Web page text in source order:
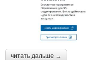
читать дальше →